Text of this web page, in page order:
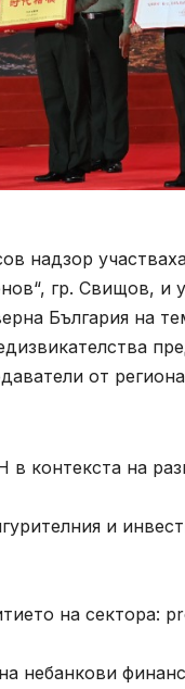
надзор
гр. Свищов, и
България на
от
контекста на
и
на сектора:
небанкови